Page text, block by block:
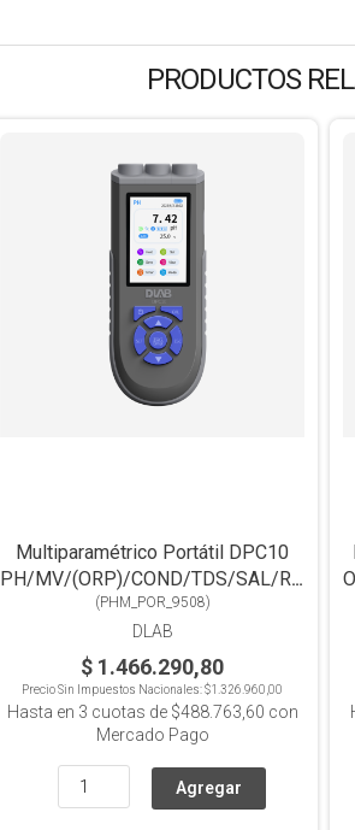
PRODUCTOS
Multiparamétrico Portátil DPC10
PH/MV/(ORP)/COND/TDS/SAL/RES/T°.
Pantalla a Color
(PHM_POR_9508)
DLAB
$ 1.466.290,80
Precio Sin Impuestos Nacionales:$1.326.960,00
Hasta en 3 cuotas de $488.763,60 con
Mercado Pago